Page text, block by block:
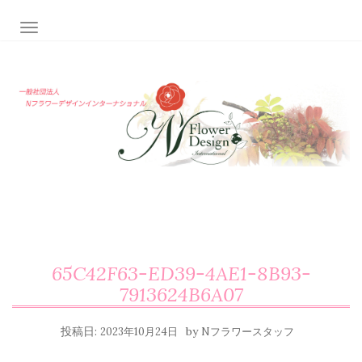
ナビゲーション切り替え
65C42F63-ED39-4AE1-8B93-
7913624B6A07
投稿日: 2023年10月24日 by Nフラワースタッフ